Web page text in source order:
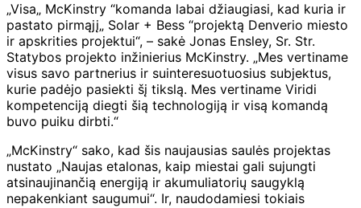
„Visa„ McKinstry “komanda labai džiaugiasi, kad kuria ir
pastato pirmąjį„ Solar + Bess “projektą Denverio miesto
ir apskrities projektui“, – sakė Jonas Ensley, Sr. Str.
Statybos projekto inžinierius McKinstry. „Mes vertiname
visus savo partnerius ir suinteresuotuosius subjektus,
kurie padėjo pasiekti šį tikslą. Mes vertiname Viridi
kompetenciją diegti šią technologiją ir visą komandą
buvo puiku dirbti.“
„McKinstry“ sako, kad šis naujausias saulės projektas
nustato „Naujas etalonas, kaip miestai gali sujungti
atsinaujinančią energiją ir akumuliatorių saugyklą
nepakenkiant saugumui“. Ir, naudodamiesi tokiais